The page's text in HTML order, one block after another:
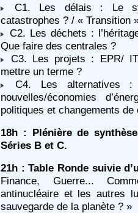
C1. Les délais : Le
catastrophes ? / « Transition
C2. Les déchets :
Que faire des centrales ?
C3. Les projets : EPR/
mettre un terme ?
C4. Les alternatives :
nouvelles/économies
politiques et changements
18h : Plénière de
Séries B et C.
21h : Table Ronde suivie
Finance, Guerre...
antinucléaire et les autres
sauvegarde de la planète ? »